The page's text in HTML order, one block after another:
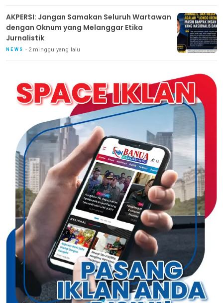
AKPERSI: Jangan Samakan Seluruh Wartawan
dengan Oknum yang Melanggar Etika
Jurnalistik
NEWS 2 minggu yang lalu